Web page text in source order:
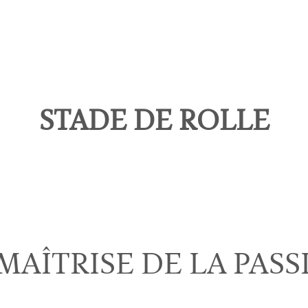
STADE DE ROLLE
DE LA